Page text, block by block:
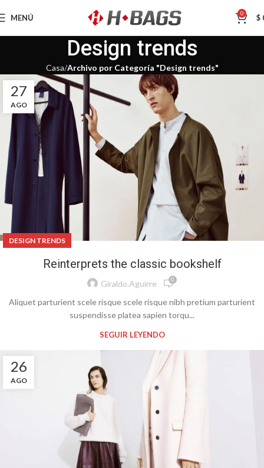
MENÚ 0 $
Design trends
Casa Archivo por Categoría "Design trends"
27
AGO
DESIGN TRENDS
Reinterprets the classic bookshelf
Giraldo.aguirre 0
Aliquet parturient scele risque scele risque nibh pretium parturient
suspendisse platea sapien torqu...
SEGUIR LEYENDO
26
AGO